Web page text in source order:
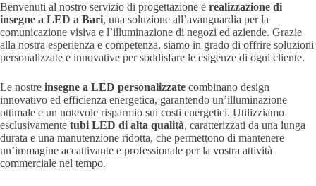
Benvenuti al nostro servizio di progettazione e realizzazione di
insegne a LED a Bari, una soluzione all’avanguardia per la
comunicazione visiva e l’illuminazione di negozi ed aziende. Grazie
alla nostra esperienza e competenza, siamo in grado di offrire soluzioni
personalizzate e innovative per soddisfare le esigenze di ogni cliente.
Le nostre insegne a LED personalizzate combinano design
innovativo ed efficienza energetica, garantendo un’illuminazione
ottimale e un notevole risparmio sui costi energetici. Utilizziamo
esclusivamente tubi LED di alta qualità, caratterizzati da una lunga
durata e una manutenzione ridotta, che permettono di mantenere
un’immagine accattivante e professionale per la vostra attività
commerciale nel tempo.